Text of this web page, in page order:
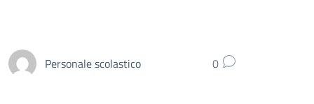
Personale scolastico 0